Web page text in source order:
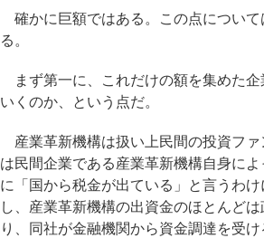
確かに巨額ではある。この点について
る。
まず第一に、これだけの額を集めた企
いくのか、という点だ。
産業革新機構は扱い上民間の投資ファ
は民間企業である産業革新機構自身に
に「国から税金が出ている」と言うわ
し、産業革新機構の出資金のほとんど
り、同社が金融機関から資金調達を受